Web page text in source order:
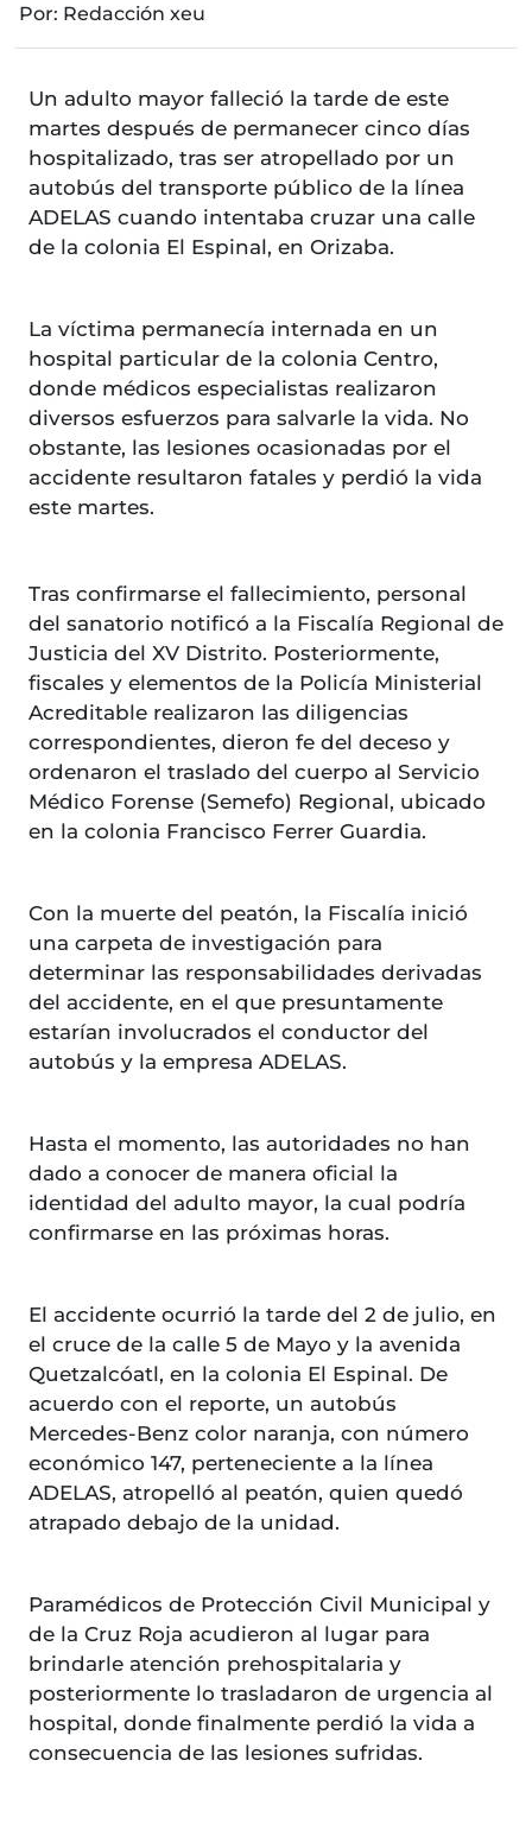
Por: Redacción xeu
Un adulto mayor falleció la tarde de este
martes después de permanecer cinco días
hospitalizado, tras ser atropellado por un
autobús del transporte público de la línea
ADELAS cuando intentaba cruzar una calle
de la colonia El Espinal, en Orizaba.
La víctima permanecía internada en un
hospital particular de la colonia Centro,
donde médicos especialistas realizaron
diversos esfuerzos para salvarle la vida. No
obstante, las lesiones ocasionadas por el
accidente resultaron fatales y perdió la vida
este martes.
Tras confirmarse el fallecimiento, personal
del sanatorio notificó a la Fiscalía Regional de
Justicia del XV Distrito. Posteriormente,
fiscales y elementos de la Policía Ministerial
Acreditable realizaron las diligencias
correspondientes, dieron fe del deceso y
ordenaron el traslado del cuerpo al Servicio
Médico Forense (Semefo) Regional, ubicado
en la colonia Francisco Ferrer Guardia.
Con la muerte del peatón, la Fiscalía inició
una carpeta de investigación para
determinar las responsabilidades derivadas
del accidente, en el que presuntamente
estarían involucrados el conductor del
autobús y la empresa ADELAS.
Hasta el momento, las autoridades no han
dado a conocer de manera oficial la
identidad del adulto mayor, la cual podría
confirmarse en las próximas horas.
El accidente ocurrió la tarde del 2 de julio, en
el cruce de la calle 5 de Mayo y la avenida
Quetzalcóatl, en la colonia El Espinal. De
acuerdo con el reporte, un autobús
Mercedes-Benz color naranja, con número
económico 147, perteneciente a la línea
ADELAS, atropelló al peatón, quien quedó
atrapado debajo de la unidad.
Paramédicos de Protección Civil Municipal y
de la Cruz Roja acudieron al lugar para
brindarle atención prehospitalaria y
posteriormente lo trasladaron de urgencia al
hospital, donde finalmente perdió la vida a
consecuencia de las lesiones sufridas.